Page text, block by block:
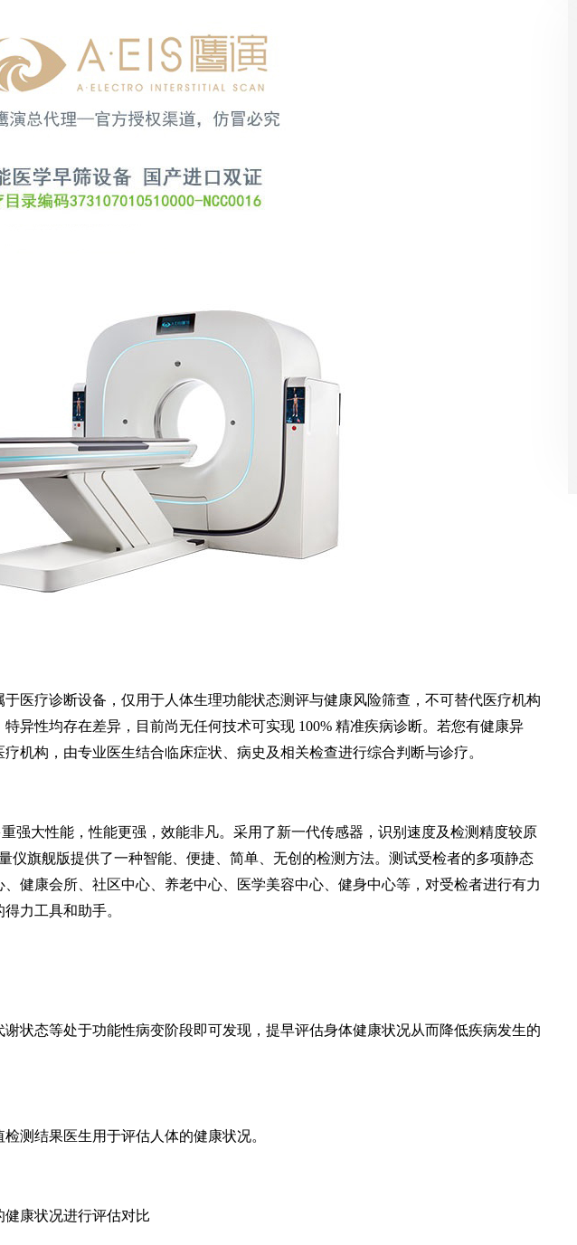
医疗诊断设备，仅用于人体生理功能状态测评与健康风险筛查，不可替代医疗机构
异性均存在差异，目前尚无任何技术可实现 100% 精准疾病诊断。若您有健康异
机构，由专业医生结合临床症状、病史及相关检查进行综合判断与诊疗。
强大性能，性能更强，效能非凡。采用了新一代传感器，识别速度及检测精度较原
仪旗舰版提供了一种智能、便捷、简单、无创的检测方法。测试受检者的多项静态
健康会所、社区中心、养老中心、医学美容中心、健身中心等，对受检者进行有力
力工具和助手。
状态等处于功能性病变阶段即可发现，提早评估身体健康状况从而降低疾病发生的
测结果医生用于评估人体的健康状况。
康状况进行评估对比